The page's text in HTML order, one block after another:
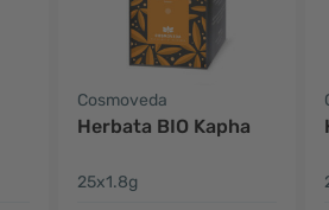
Cosmoveda
Herbata BIO Kapha
25x1.8g